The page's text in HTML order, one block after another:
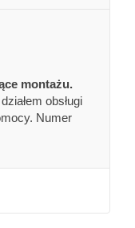
montażu.
obsługi
Numer